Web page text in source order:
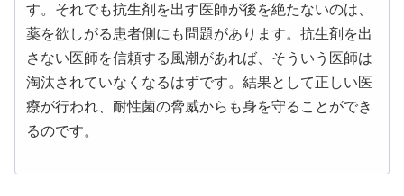
す。それでも抗生剤を出す医師が後を絶たないのは、
薬を欲しがる患者側にも問題があります。抗生剤を出
さない医師を信頼する風潮があれば、そういう医師は
淘汰されていなくなるはずです。結果として正しい医
療が行われ、耐性菌の脅威からも身を守ることができ
るのです。